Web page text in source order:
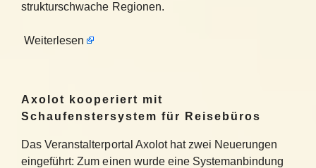
strukturschwache Regionen.
Weiterlesen
Axolot kooperiert mit
Schaufenstersystem für Reisebüros
Das Veranstalterportal Axolot hat zwei Neuerungen
eingeführt: Zum einen wurde eine Systemanbindung